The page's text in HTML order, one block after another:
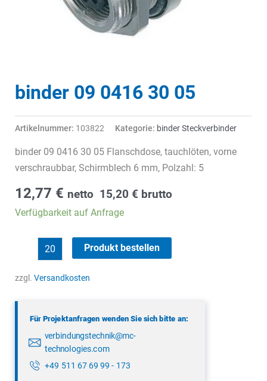
binder 09 0416 30 05
Artikelnummer: 103822 Kategorie: binder Steckverbinder
binder 09 0416 30 05 Flanschdose, tauchlöten, vorne
verschraubbar, Schirmblech 6 mm, Polzahl: 5
12,77 € netto 15,20 € brutto
Verfügbarkeit auf Anfrage
0416
Produkt bestellen
zzgl. Versandkosten
Für Projektanfragen wenden Sie sich bitte an:
verbindungstechnik@mc-
technologies.com
+49 511 67 69 99 - 173